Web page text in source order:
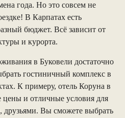
года. Но это совсем не
В Карпатах есть
бюджет. Всё зависит от
и курорта.
в Буковели достаточно
гостиничный комплекс в
К примеру, отель Коруна в
цены и отличные условия для
Вы сможете выбрать